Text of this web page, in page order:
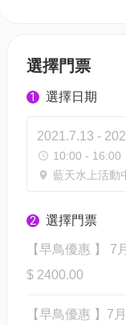
選擇門票
1 選擇日期
2021.7.13 -
10:00 - 16:00
藍天水上活動
2 選擇門票
【早鳥優惠 】
$ 2400.00
【早鳥優惠 】7